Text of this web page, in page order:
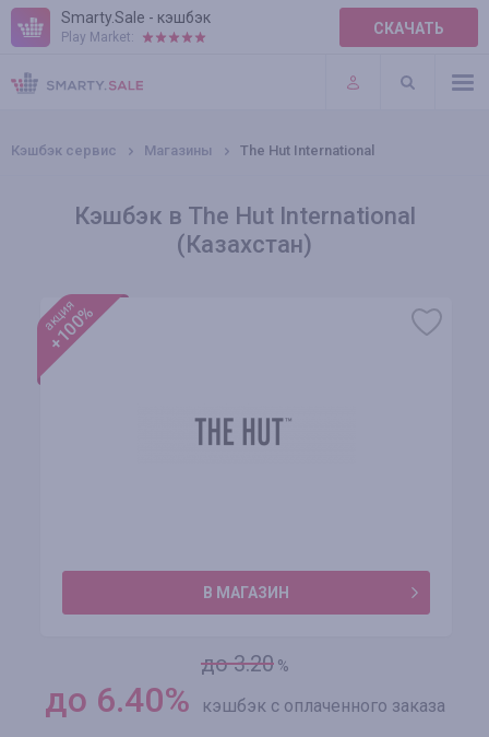
Smarty.Sale - кэшбэк
Play Market: СКАЧАТЬ
ПРАВИЛА
ПЛАГИНЫ
Кэшбэк сервис Магазины The Hut International
Кэшбэк в The Hut International
(Казахстан)
акция
+100%
В МАГАЗИН
до 3.20%
до 6.40% кэшбэк с оплаченного заказа